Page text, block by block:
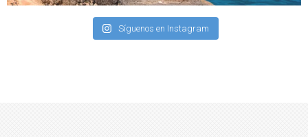
Síguenos en Instagram